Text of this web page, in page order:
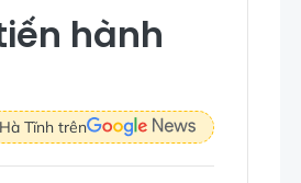
hành
Tĩnh trên